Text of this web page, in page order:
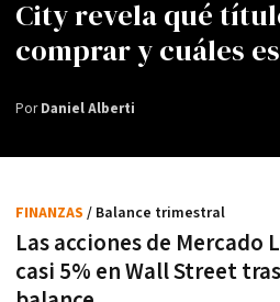
City revela qué
comprar y cuáles
PorDaniel Alberti
Las acciones de Mercado
casi 5% en Wall Street
FINANZAS / Balance trimestral